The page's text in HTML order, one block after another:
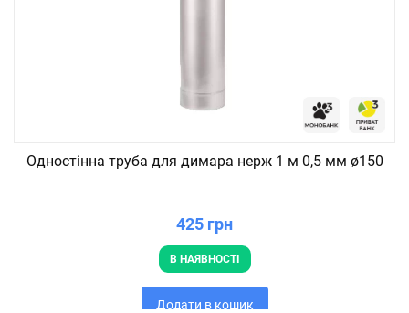
Одностінна труба для димара нерж 1 м 0,5 мм ø150
425 грн
В НАЯВНОСТІ
Додати в кошик